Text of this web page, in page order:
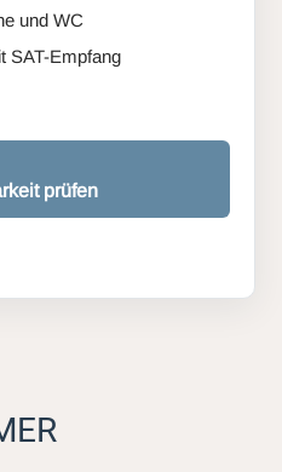
und WC
SAT-Empfang
prüfen